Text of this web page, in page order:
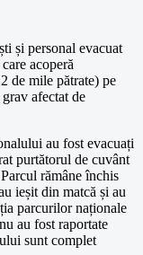
și personal evacuat
acoperă
de mile pătrate) pe
afectat de
au fost evacuați
purtătorul de cuvânt
rămâne închis
ieșit din matcă și au
parcurilor naționale
au fost raportate
sunt complet